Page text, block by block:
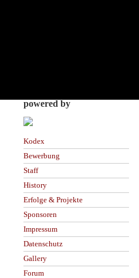
powered by
Kodex
Bewerbung
Staff
History
Erfolge & Projekte
Sponsoren
Impressum
Datenschutz
Gallery
Forum